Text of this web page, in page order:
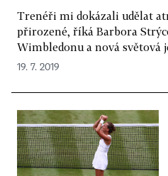
Trenéři mi dokázali udělat
přirozené, říká Barbora
Wimbledonu a nová světová
19. 7. 2019